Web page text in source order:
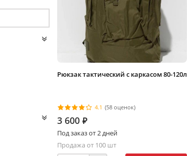
Рюкзак тактический с каркасом 80-120л
4.1 (58 оценок)
3 600 ⃏
Под заказ от 2 дней
Продажа от 100 шт